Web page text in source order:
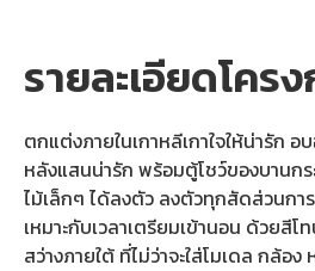
รายละเอียดโคร
ตกแต่งภายในเกาหลีเกาใจให้น่ารัก
หลังแสนน่ารัก พร้อมตู้โชว์ของบานก
ไม้เล็กๆ ได้ลงตัว ลงตัวทุกสัดส่วนกา
เหมาะกับเวลาเตรียมเข้านอน ด้วย
สว่างภายใต้ ที่ไม่ว่าจะใส่โมเดล กล้